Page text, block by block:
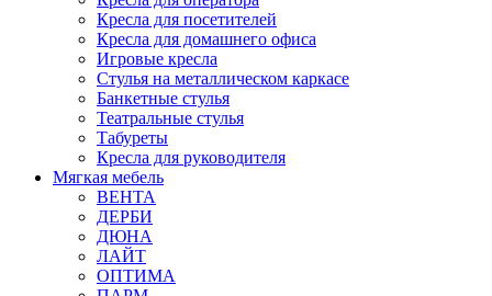
Кресла для посетителей
Кресла для домашнего офиса
Игровые кресла
Стулья на металлическом каркасе
Банкетные стулья
Театральные стулья
Табуреты
Кресла для руководителя
Мягкая мебель
ВЕНТА
ДЕРБИ
ДЮНА
ЛАЙТ
ОПТИМА